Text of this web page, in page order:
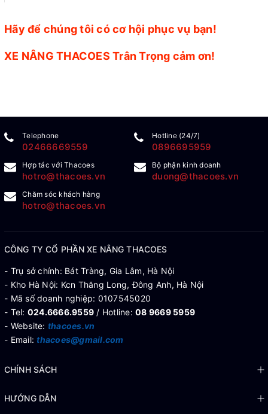
Hãy để chúng tôi có cơ hội phục vụ bạn!
XE NÂNG THACOES Trân Trọng cảm ơn!
Telephone
02466669559
Hotline (24/7)
0896695959
Hợp tác với Thacoes
hotro@thacoes.vn
Bộ phận kinh doanh
duong@thacoes.vn
Chăm sóc khách hàng
hotro@thacoes.vn
CÔNG TY CỔ PHẦN XE NÂNG THACOES
- Trụ sở chính: Bát Tràng, Gia Lâm, Hà Nội
- Kho Hà Nội: Kcn Thăng Long, Đông Anh, Hà Nội
- Mã số doanh nghiệp: 0107545020
- Tel: 024.6666.9559 / Hotline: 08 9669 5959
- Website: thacoes.vn
- Email:thacoes@gmail.com
CHÍNH SÁCH
HƯỚNG DẪN